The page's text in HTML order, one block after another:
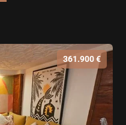
361.900 €